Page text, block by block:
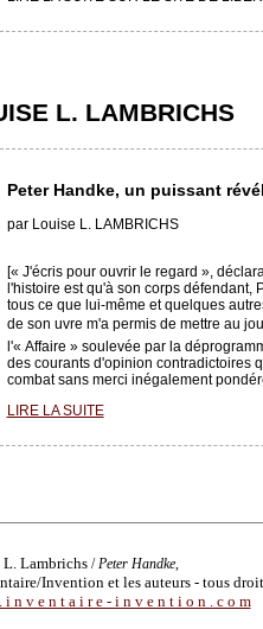
L. LAMBRICHS
Peter Handke, un puissant
par Louise L. LAMBRICHS
[« J'écris pour ouvrir le regard »,
l'histoire est qu'à son corps défendant,
tous ce que lui-même et quelques
de son uvre m'a permis de mettre au
l'« Affaire » soulevée par la
des courants d'opinion contradictoires
combat sans merci inégalement
LIRE LA SUITE
Lambrichs /Peter Handke,
Invention et les auteurs - tous
i n v e n t a i r e - i n v e n t i o n . c o m